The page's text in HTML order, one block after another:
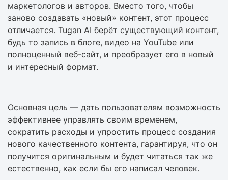
маркетологов и авторов. Вместо того, чтобы
заново создавать «новый» контент, этот процесс
отличается. Tugan AI берёт существующий контент,
будь то запись в блоге, видео на YouTube или
полноценный веб-сайт, и преобразует его в новый
и интересный формат.
Основная цель — дать пользователям возможность
эффективнее управлять своим временем,
сократить расходы и упростить процесс создания
нового качественного контента, гарантируя, что он
получится оригинальным и будет читаться так же
естественно, как если бы его написал человек.